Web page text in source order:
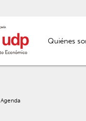
Quiénes
Agenda